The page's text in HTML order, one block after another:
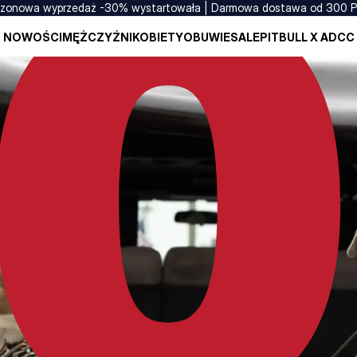
wyprzedaż -30% wystartowała | Darmowa dostawa od 300
NOWOŚCIMĘŻCZYŹNIKOBIETYOBUWIESALEPITBULL X ADCC